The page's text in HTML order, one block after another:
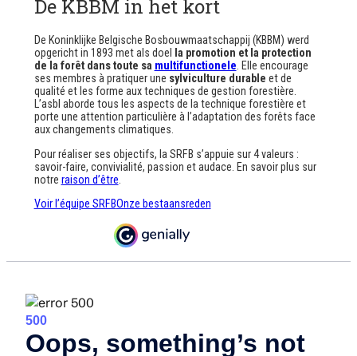
De KBBM in het kort
De Koninklijke Belgische Bosbouwmaatschappij (KBBM) werd
opgericht in 1893 met als doel
la promotion et la protection
de la forêt dans toute sa multifunctionele. Elle encourage
ses membres à pratiquer une sylviculture durable et de
qualité et les forme aux techniques de gestion forestière.
L’asbl aborde tous les aspects de la technique forestière et
porte une attention particulière à l’adaptation des forêts face
aux changements climatiques.
Pour réaliser ses objectifs, la SRFB s’appuie sur 4 valeurs :
savoir-faire, convivialité, passion et audace. En savoir plus sur
notre raison d’être
Voir l’équipe SRFBOnze bestaansreden